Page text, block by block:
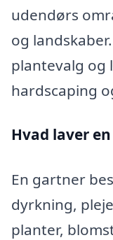
udendørs
og
plantevalg og
hardscaping
Hvad laver
En gartner
dyrkning,
planter,